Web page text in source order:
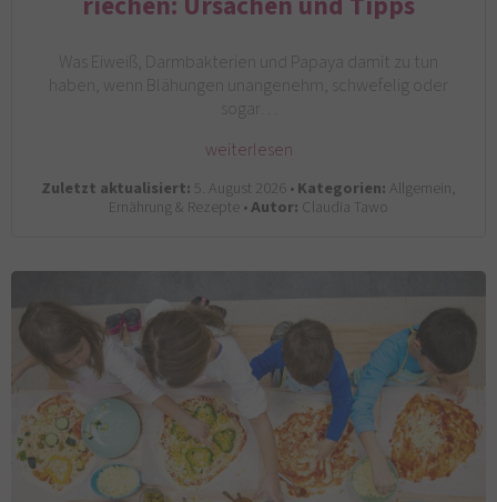
Was Eiweiß, Darmbakterien und Papaya damit zu tun
haben, wenn Blähungen unangenehm, schwefelig oder
sogar…
weiterlesen
Zuletzt aktualisiert: 5. August 2026 •Kategorien: Allgemein,
Ernährung & Rezepte •Autor: Claudia Tawo